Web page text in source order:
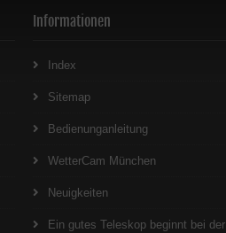
Informationen
Index
Sitemap
Bedienunganleitung
WetterCam München
Neuigkeiten
Ein gutes Teleskop beginnt bei der